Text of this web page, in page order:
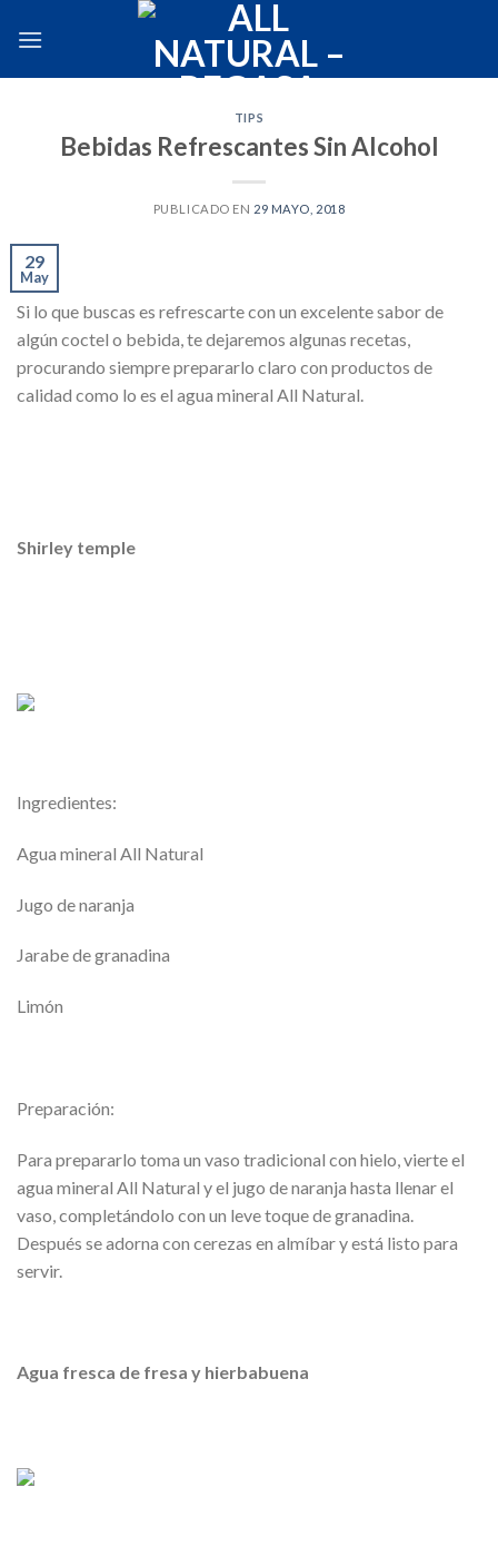
TIPS
Bebidas Refrescantes Sin Alcohol
PUBLICADO EN 29 MAYO, 2018
29
May
Si lo que buscas es refrescarte con un excelente sabor de
algún coctel o bebida, te dejaremos algunas recetas,
procurando siempre prepararlo claro con productos de
calidad como lo es el agua mineral All Natural.
Shirley temple
Ingredientes:
Agua mineral All Natural
Jugo de naranja
Jarabe de granadina
Limón
Preparación:
Para prepararlo toma un vaso tradicional con hielo, vierte el
agua mineral All Natural y el jugo de naranja hasta llenar el
vaso, completándolo con un leve toque de granadina.
Después se adorna con cerezas en almíbar y está listo para
servir.
Agua fresca de fresa y hierbabuena